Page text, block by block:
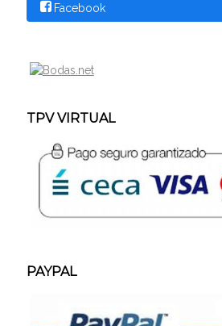
Facebook
TPV VIRTUAL
PAYPAL